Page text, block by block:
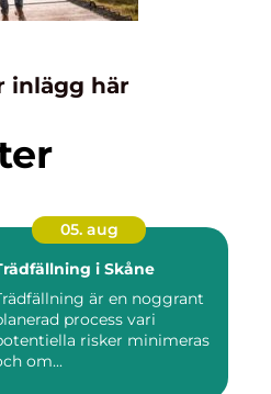
inlägg här
05. aug
i Skåne
är en noggrant
process vari
risker minimeras
om...